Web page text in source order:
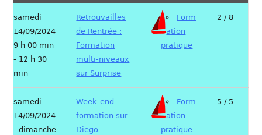
samedi
14/09/2024
9 h 00 min
- 12 h 30
min
Retrouvailles
de Rentrée :
Formation
multi-niveaux
sur Surprise
Form
ation
pratique
2 / 8
samedi
14/09/2024
- dimanche
Week-end
formation sur
Diego
Form
ation
pratique
5 / 5